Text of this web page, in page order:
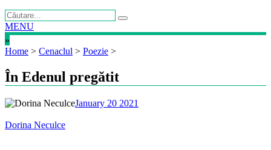
MENU
»
Home > Cenaclul > Poezie >
În Edenul pregătit
January 20 2021
Dorina Neculce